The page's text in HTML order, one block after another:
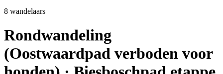
8 wandelaars
Rondwandeling
(Oostwaardpad verboden voor